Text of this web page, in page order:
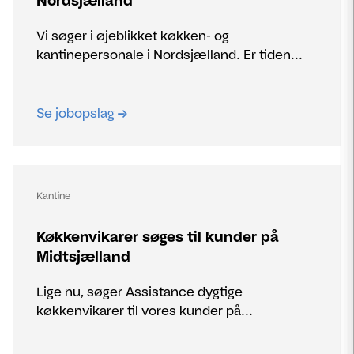
Vi søger i øjeblikket køkken- og
kantinepersonale i Nordsjælland. Er tiden...
Se jobopslag
Kantine
Køkkenvikarer søges til kunder på
Midtsjælland
Lige nu, søger Assistance dygtige
køkkenvikarer til vores kunder på...